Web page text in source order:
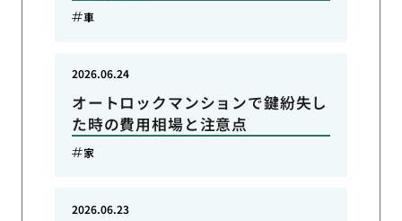
車
オートロックマンションで鍵紛失し
た時の費用相場と注意点
2026.06.24
家
2026.06.23